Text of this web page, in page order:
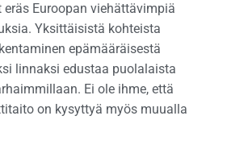
eräs Euroopan viehättävimpiä
Yksittäisistä kohteista
epämääräisestä
linnaksi edustaa puolalaista
Ei ole ihme, että
on kysyttyä myös muualla